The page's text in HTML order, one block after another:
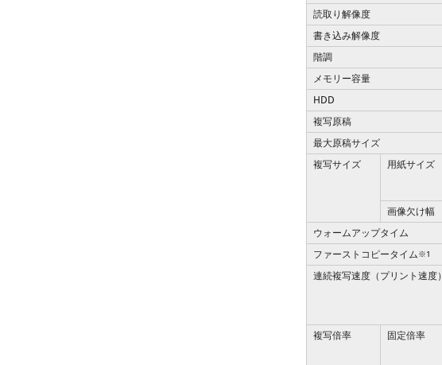
読取り解像度
書き込み解像度
階調
メモリー容量
HDD
複写原稿
最大原稿サイズ
複写サイズ
用紙サイズ
画像欠け幅
ウォームアップタイム
ファーストコピータイム※1
連続複写速度（プリント速度）
複写倍率
固定倍率